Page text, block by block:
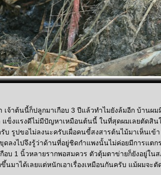
เจ้าต้นนี้ก็ปลูกมาเกือบ 3 ปีแล้วทำไมยังล้มอีก บ้าน
แข็งแรงดีไม่มีปัญหาเหมือนต้นนี้ ในที่สุดผมเลยตัดสิ
บ รูปขอไม่ลงนะครับเผื่อคนขี้สงสารต้นไม้มาเห็นเข้
ดลงไปจึงรู้ว่าด้านที่อยู่ชิดกำแพงนั้นไม่ค่อยมีการแต
อบ 1 นิ้วหลายรากพอสมควร ตัวตุ้มตาข่ายก็ยังอยู่ใน
ขึ้นมาได้เลยแต่หนักเอาเรื่องเหมือนกันครับ แม้ผมจ